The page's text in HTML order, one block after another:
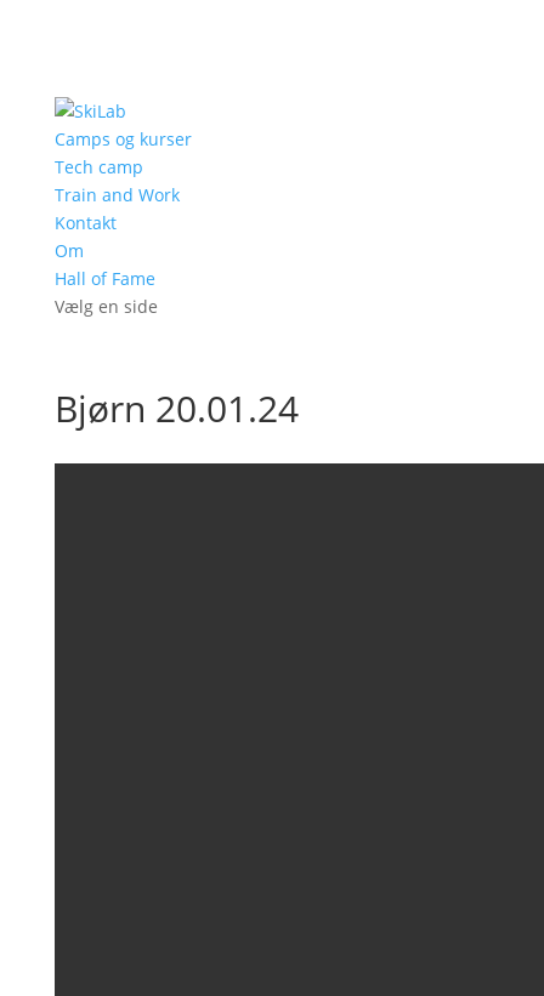
Camps og kurser
Tech camp
Train and Work
Kontakt
Om
Hall of Fame
Vælg en side
Bjørn 20.01.24